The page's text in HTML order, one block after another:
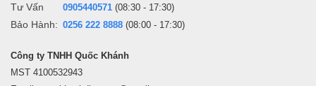
Một số lưu ý khi sử dụng
Tư Vấn 0905440571 (08:30 - 17:30)
Bảo Hành: 0256 222 8888 (08:00 - 17:30)
Công ty TNHH Quốc Khánh
MST 4100532943